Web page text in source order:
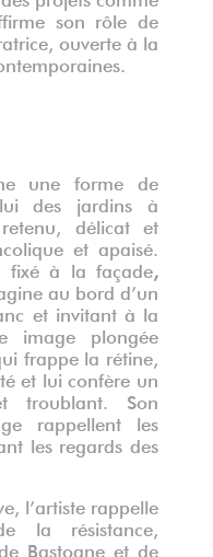
son rôle de
ouverte à la
une forme de
des jardins à
délicat et
et apaisé.
fixé à la façade
au bord d’un
et invitant à la
image plongée
frappe la rétine,
et lui confère un
troublant. Son
rappellent les
les regards des
rappelle
la résistance,
Bastogne et de